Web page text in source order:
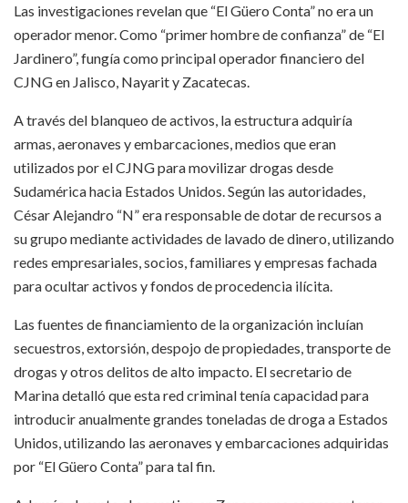
Las investigaciones revelan que “El Güero Conta” no era un
operador menor. Como “primer hombre de confianza” de “El
Jardinero”, fungía como principal operador financiero del
CJNG en Jalisco, Nayarit y Zacatecas.
A través del blanqueo de activos, la estructura adquiría
armas, aeronaves y embarcaciones, medios que eran
utilizados por el CJNG para movilizar drogas desde
Sudamérica hacia Estados Unidos. Según las autoridades,
César Alejandro “N” era responsable de dotar de recursos a
su grupo mediante actividades de lavado de dinero, utilizando
redes empresariales, socios, familiares y empresas fachada
para ocultar activos y fondos de procedencia ilícita.
Las fuentes de financiamiento de la organización incluían
secuestros, extorsión, despojo de propiedades, transporte de
drogas y otros delitos de alto impacto. El secretario de
Marina detalló que esta red criminal tenía capacidad para
introducir anualmente grandes toneladas de droga a Estados
Unidos, utilizando las aeronaves y embarcaciones adquiridas
por “El Güero Conta” para tal fin.